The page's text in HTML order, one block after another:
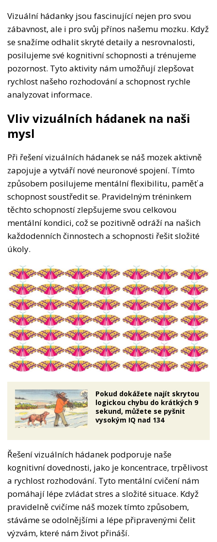
Vizuální hádanky jsou fascinující nejen pro svou
zábavnost, ale i pro svůj přínos našemu mozku. Když
se snažíme odhalit skryté detaily a nesrovnalosti,
posilujeme své kognitivní schopnosti a trénujeme
pozornost. Tyto aktivity nám umožňují zlepšovat
rychlost našeho rozhodování a schopnost rychle
analyzovat informace.
Vliv vizuálních hádanek na naši
mysl
Při řešení vizuálních hádanek se náš mozek aktivně
zapojuje a vytváří nové neuronové spojení. Tímto
způsobem posilujeme mentální flexibilitu, paměť a
schopnost soustředit se. Pravidelným tréninkem
těchto schopností zlepšujeme svou celkovou
mentální kondici, což se pozitivně odráží na našich
každodenních činnostech a schopnosti řešit složité
úkoly.
Pokud dokážete najít skrytou
logickou chybu do krátkých 9
sekund, můžete se pyšnit
vysokým IQ nad 134
Řešení vizuálních hádanek podporuje naše
kognitivní dovednosti, jako je koncentrace, trpělivost
a rychlost rozhodování. Tyto mentální cvičení nám
pomáhají lépe zvládat stres a složité situace. Když
pravidelně cvičíme náš mozek tímto způsobem,
stáváme se odolnějšími a lépe připravenými čelit
výzvám, které nám život přináší.